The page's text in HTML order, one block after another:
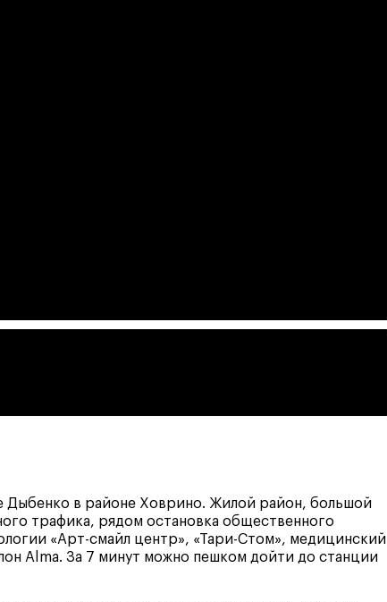
Дыбенко в районе Ховрино. Жилой район, большой
трафика, рядом остановка общественного
«Арт-смайл центр», «Тари-Стом», медицинский
Alma. За 7 минут можно пешком дойти до станции